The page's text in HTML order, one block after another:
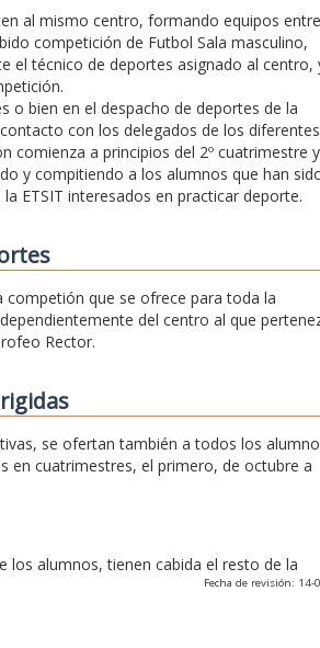
al mismo centro, formando equipos entre
competición de Futbol Sala masculino,
el técnico de deportes asignado al centro,
o bien en el despacho de deportes de la
con los delegados de los diferentes
comienza a principios del 2º cuatrimestre y
y compitiendo a los alumnos que han
ETSIT interesados en practicar deporte.
competión que se ofrece para toda la
del centro al que
Rector.
se ofertan también a todos los
en cuatrimestres, el primero, de octubre a
los alumnos, tienen cabida el resto de la
Fecha de revisión: 14-